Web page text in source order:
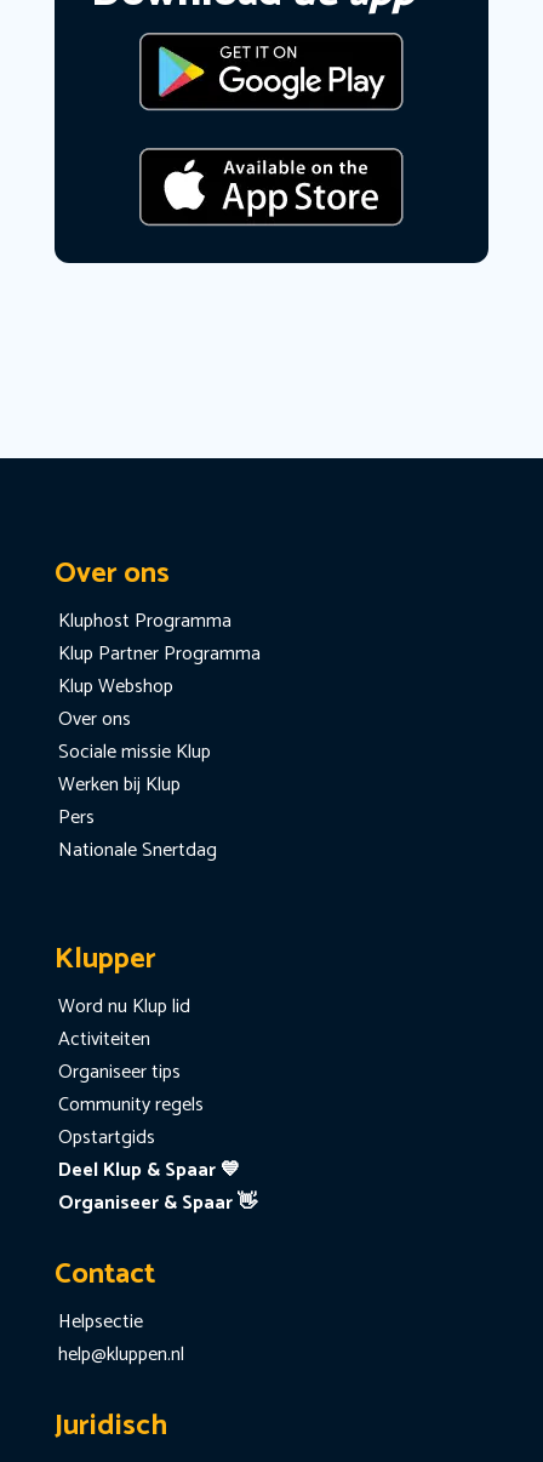
Over ons
Kluphost Programma
Klup Partner Programma
Klup Webshop
Over ons
Sociale missie Klup
Werken bij Klup
Pers
Nationale Snertdag
Klupper
Word nu Klup lid
Activiteiten
Organiseer tips
Community regels
Opstartgids
Deel Klup & Spaar 💙
Organiseer & Spaar 👋
Contact
Helpsectie
help@kluppen.nl
Juridisch